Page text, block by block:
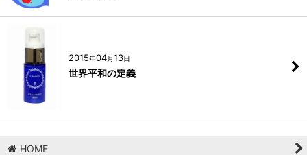
2015年04月13日
世界平和の定義
HOME